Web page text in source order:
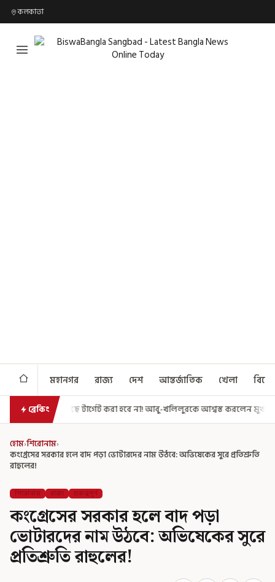
কলকাতা
মহানগর রাজ্য দেশ আন্তর্জাতিক খেলা
ব্রেকিং
করা হবে না! আবু-খলিলুরকে আশ্বস্ত করলেন মুখ্যমন্ত্রী এগিয়ে গেল আরও
হোম›শিরোনাম›
কংগ্রেসের সরকার হলে বাদ পড়া ভোটারদের নাম উঠবে: অভিষেকের সুরে প্রতিশ্রুতি
রাহুলের!
শিরোনাম রাজ্য গুরুত্বপূর্ণ
কংগ্রেসের সরকার হলে বাদ পড়া
ভোটারদের নাম উঠবে: অভিষেকের সুরে
প্রতিশ্রুতি রাহুলের!